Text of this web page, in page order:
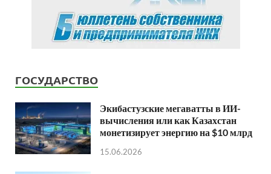
ГОСУДАРСТВО
Экибастузские мегаватты в ИИ-
вычисления или как Казахстан
монетизирует энергию на $10 млрд
15.06.2026